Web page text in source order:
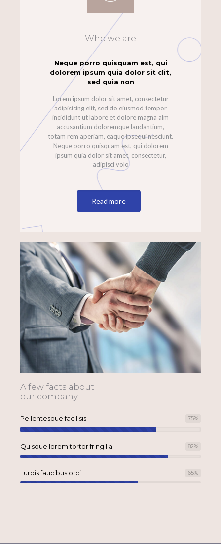
Who we are
Neque porro quisquam est, qui
dolorem ipsum quia dolor sit clit,
sed quia non
Lorem ipsum dolor sit amet, consectetur
adipisicing elit, sed do eiusmod tempor
incididunt ut labore et dolore magna alm
accusantium doloremque laudantium,
totam rem aperiam, eaque ipsequi nesciunt.
Neque porro quisquam est, qui dolorem
ipsum quia dolor sit amet, consectetur,
adipisci volo
Read more
A few facts about
our company
Pellentesque facilisis 75%
Quisque lorem tortor fringilla 82%
Turpis faucibus orci 65%